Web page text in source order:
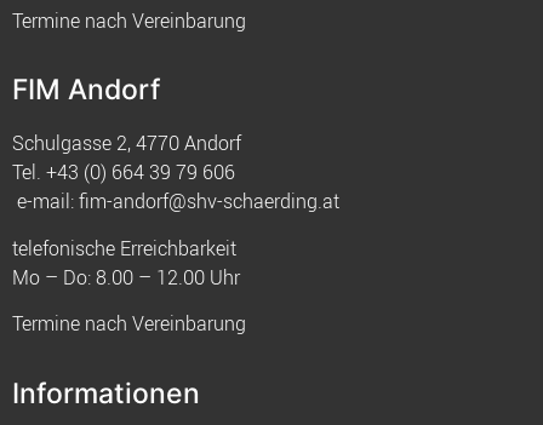
Termine nach Vereinbarung
FIM Andorf
Schulgasse 2, 4770 Andorf
Tel. +43 (0) 664 39 79 606
e-mail:fim-andorf@shv-schaerding.at
telefonische Erreichbarkeit
Mo – Do: 8.00 – 12.00 Uhr
Termine nach Vereinbarung
Informationen